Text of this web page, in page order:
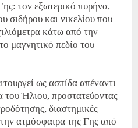
τον εξωτερικό πυρήνα,
σιδήρου και νικελίου που
κάτω από την
μαγνητικό πεδίο του
ως ασπίδα απέναντι
του Ήλιου, προστατεύοντας
διαστημικές
ατμόσφαιρα της Γης από